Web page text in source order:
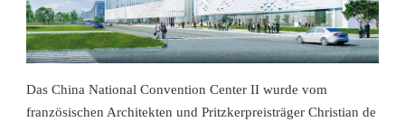
Das China National Convention Center II wurde vom
französischen Architekten und Pritzkerpreisträger Christian de